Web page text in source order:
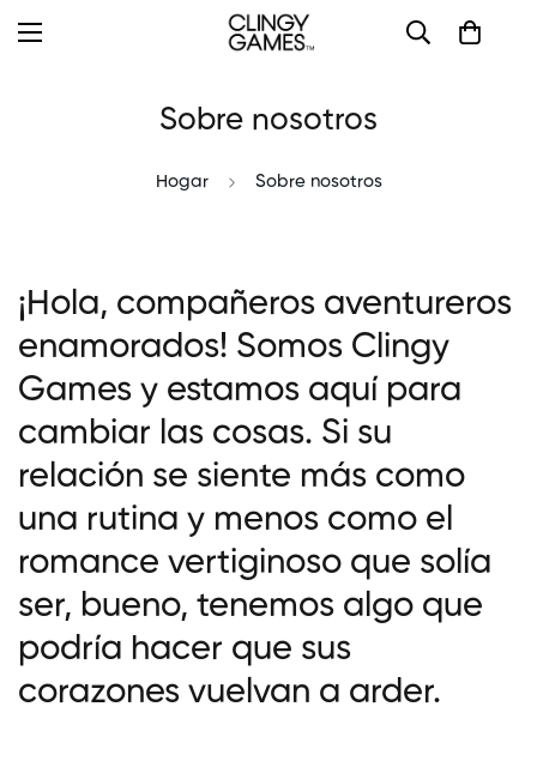
Sobre nosotros
Hogar Sobre nosotros
¡Hola, compañeros aventureros
enamorados! Somos Clingy
Games y estamos aquí para
cambiar las cosas. Si su
relación se siente más como
una rutina y menos como el
romance vertiginoso que solía
ser, bueno, tenemos algo que
podría hacer que sus
corazones vuelvan a arder.